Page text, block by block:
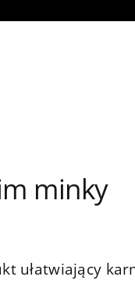
minky
ułatwiający